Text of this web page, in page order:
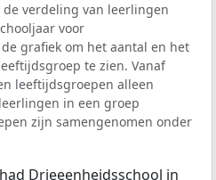
verdeling van leerlingen
voor
grafiek om het aantal en het
te zien. Vanaf
leeftijdsgroepen alleen
in een groep
zijn samengenomen onder
Drieeenheidsschool in